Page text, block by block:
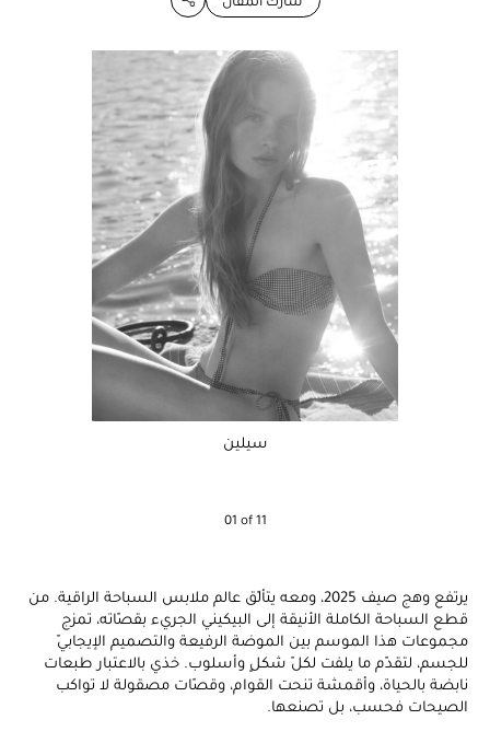
سيلين
01 of 11
يرتفع وهج صيف 2025، ومعه يتألّق عالم ملابس السباحة الراقية. من
قطع السباحة الكاملة الأنيقة إلى البيكيني الجريء بقصّاته، تمزج
مجموعات هذا الموسم بين الموضة الرفيعة والتصميم الإيجابيّ
للجسم، لتقدّم ما يلفت لكلّ شكلٍ وأسلوب. خذي بالاعتبار طبعات
نابضة بالحياة، وأقمشة تنحت القوام، وقصّات مصقولة لا تواكب
الصيحات فحسب، بل تصنعها.